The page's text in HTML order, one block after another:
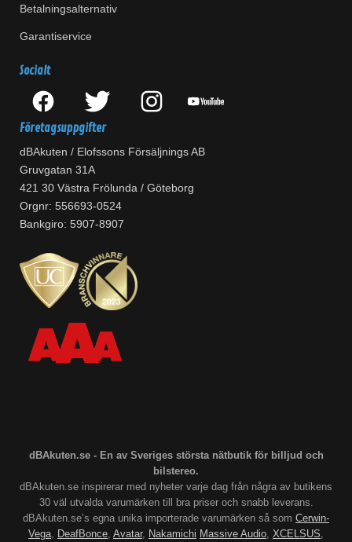
Betalningsalternativ
Garantiservice
Socialt
Företagsuppgifter
dBAkuten / Elofssons Försäljnings AB
Gruvgatan 31A
421 30 Västra Frölunda / Göteborg
Orgnr: 556693-0524
Bankgiro: 5907-8907
dBAkuten.se - En av Sveriges största nätbutik för billjud och
bilstereo.
dBAkuten.se inspirerar med nyheter varje dag från några av butikens
30 väl utvalda varumärken till bra priser och snabb leverans.
dBAkuten.se’s egna unika importerade varumärken så som Cerwin-
Vega, DeafBonce, Avatar, Nakamichi Massive Audio, XCELSUS,